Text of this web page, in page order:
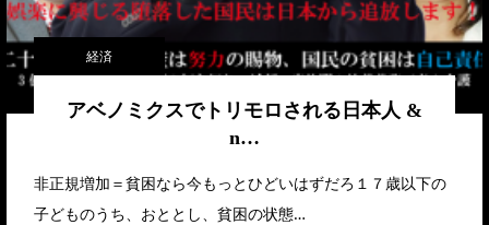
経済
アベノミクスでトリモロされる日本人 &
n…
非正規増加＝貧困なら今もっとひどいはずだろ１７歳以下の
子どものうち、おととし、貧困の状態…